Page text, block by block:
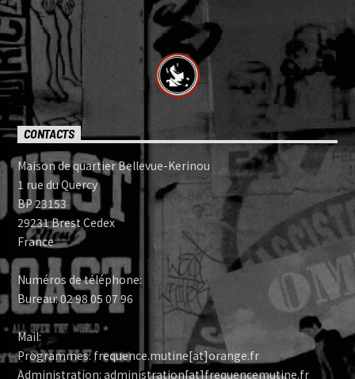
CONTACTS
Maison de quartier Bellevue-Kerinou
1 rue du Quercy
BP 23153
29231 Brest Cedex
France
Numéros de téléphone:
Bureau: 02 98 05 07 96
Mail:
Programmes: frequence.mutine[at]orange.fr
Administration: administration[at]frequencemutine.fr